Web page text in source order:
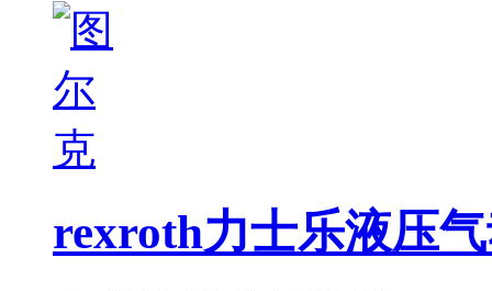
rexroth力士乐液压